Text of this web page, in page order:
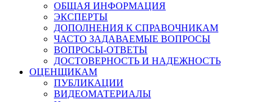
ОБЩАЯ ИНФОРМАЦИЯ
ЭКСПЕРТЫ
ДОПОЛНЕНИЯ К СПРАВОЧНИКАМ
ЧАСТО ЗАДАВАЕМЫЕ ВОПРОСЫ
ВОПРОСЫ-ОТВЕТЫ
ДОСТОВЕРНОСТЬ И НАДЕЖНОСТЬ
ОЦЕНЩИКАМ
ПУБЛИКАЦИИ
ВИДЕОМАТЕРИАЛЫ